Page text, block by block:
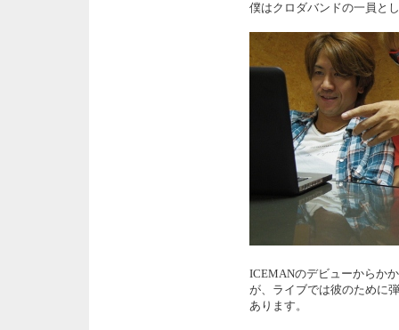
僕はクロダバンドの一員と
ICEMANのデビューからか
が、ライブでは彼のために
あります。